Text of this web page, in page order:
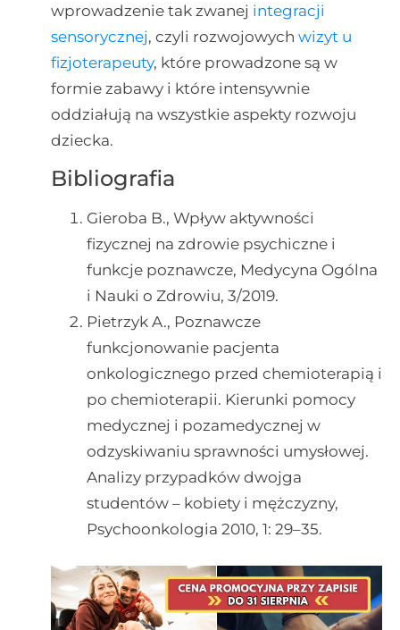
wprowadzenie tak zwanej integracji
sensorycznej, czyli rozwojowych wizyt u
fizjoterapeuty, które prowadzone są w
formie zabawy i które intensywnie
oddziałują na wszystkie aspekty rozwoju
dziecka.
Bibliografia
Gieroba B., Wpływ aktywności
fizycznej na zdrowie psychiczne i
funkcje poznawcze, Medycyna Ogólna
i Nauki o Zdrowiu, 3/2019.
Pietrzyk A., Poznawcze
funkcjonowanie pacjenta
onkologicznego przed chemioterapią i
po chemioterapii. Kierunki pomocy
medycznej i pozamedycznej w
odzyskiwaniu sprawności umysłowej.
Analizy przypadków dwojga
studentów – kobiety i mężczyzny,
Psychoonkologia 2010, 1: 29–35.